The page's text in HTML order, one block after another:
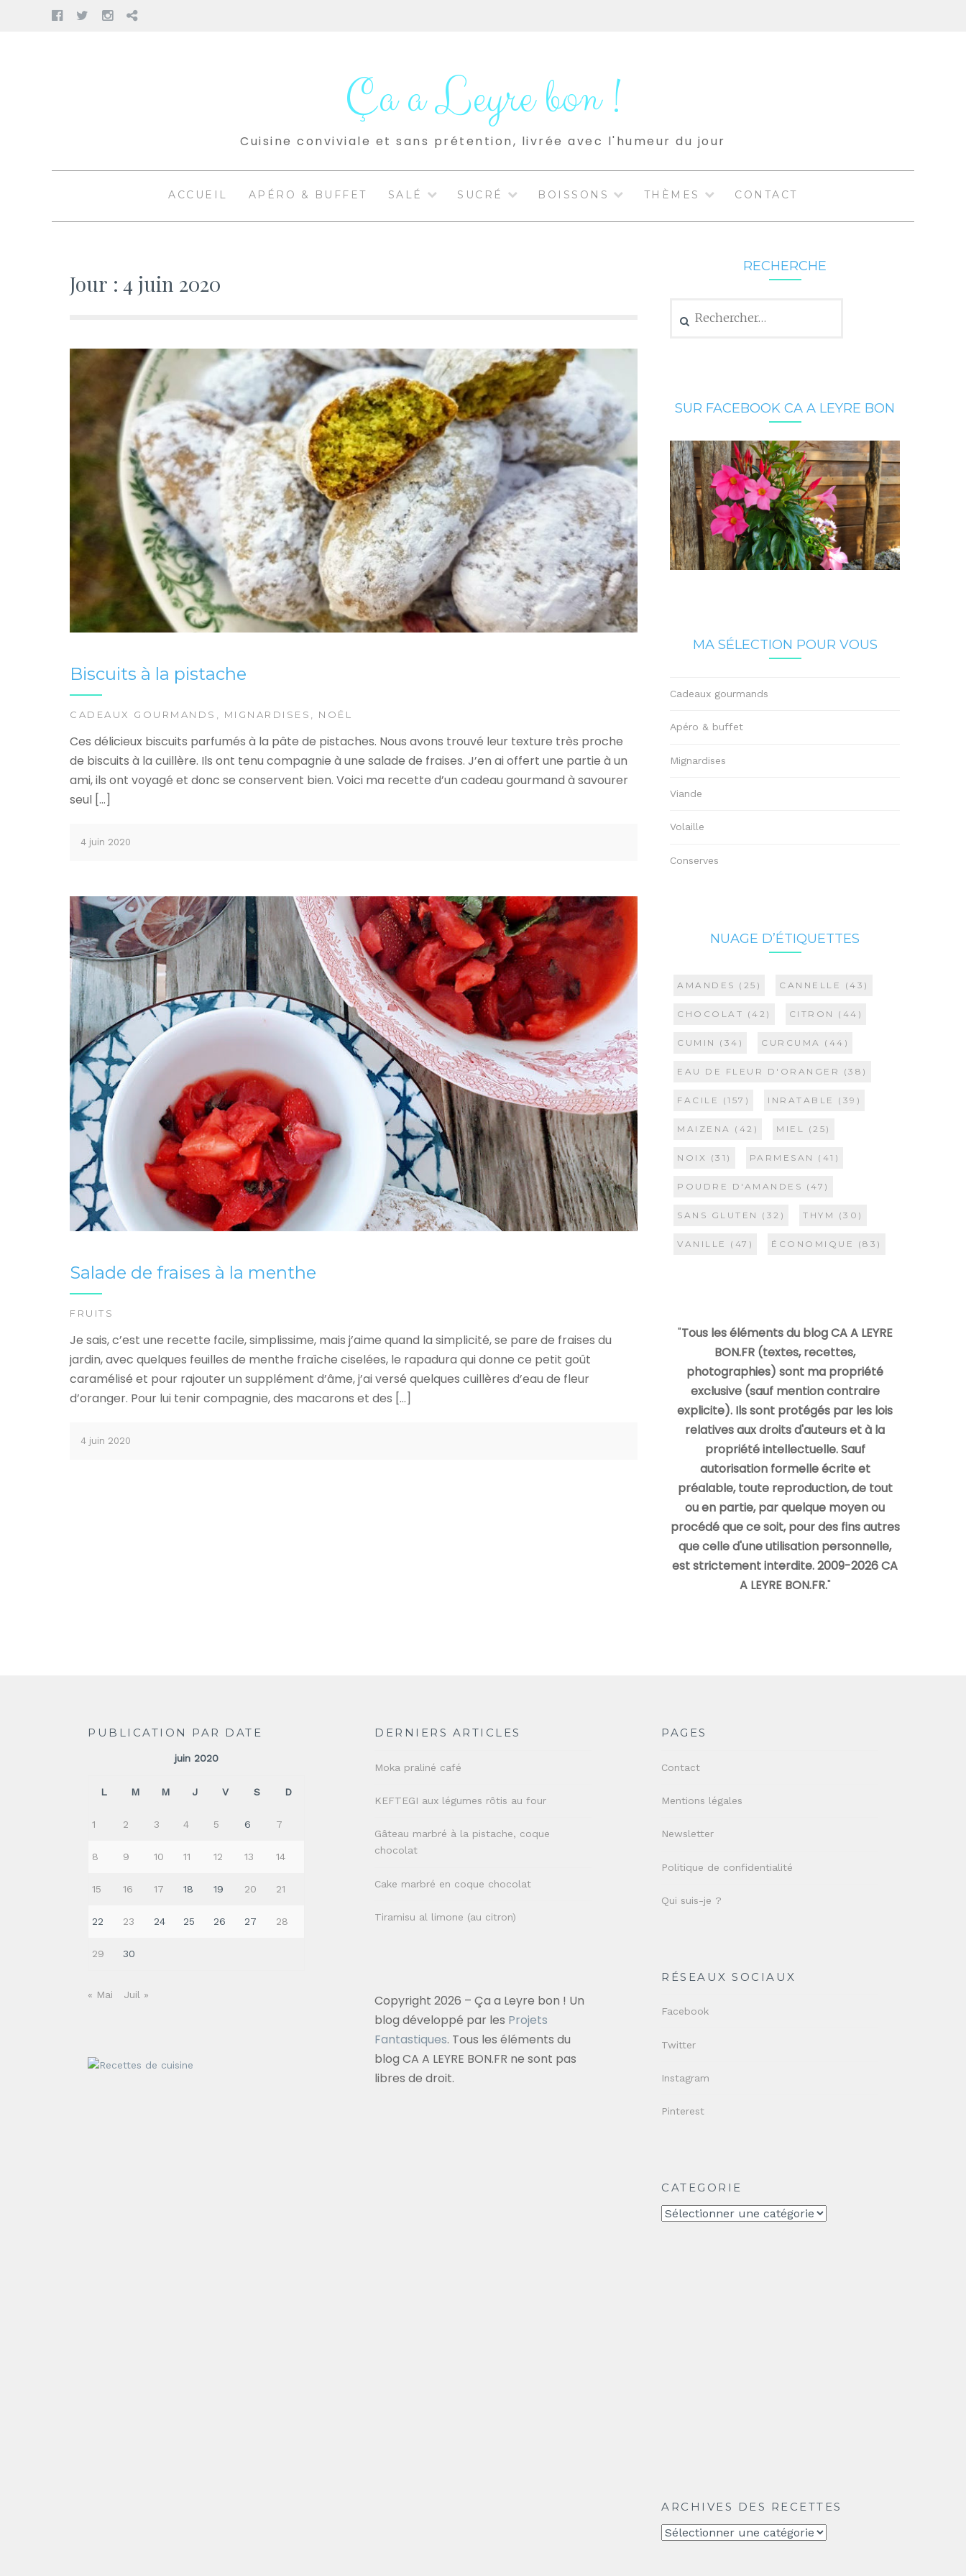
FacebookTwitter
Instagram
Pinterest
Ça a Leyre bon !
Cuisine conviviale et sans prétention, livrée avec l'humeur du jour
ACCUEIL APÉRO & BUFFET SALÉ SUCRÉ BOISSONS THÈMES CONTACT
Jour : 4 juin 2020
Biscuits à la pistache
CADEAUX GOURMANDS MIGNARDISES NOËL
Ces délicieux biscuits parfumés à la pâte de pistaches. Nous avons trouvé leur texture très proche
de biscuits à la cuillère. Ils ont tenu compagnie à une salade de fraises. J’en ai offert une partie à un
ami, ils ont voyagé et donc se conservent bien. Voici ma recette d’un cadeau gourmand à savourer
seul […]
4 juin 2020
Salade de fraises à la menthe
FRUITS
Je sais, c’est une recette facile, simplissime, mais j’aime quand la simplicité, se pare de fraises du
jardin, avec quelques feuilles de menthe fraîche ciselées, le rapadura qui donne ce petit goût
caramélisé et pour rajouter un supplément d’âme, j’ai versé quelques cuillères d’eau de fleur
d’oranger. Pour lui tenir compagnie, des macarons et des […]
4 juin 2020
RECHERCHE
SUR FACEBOOK CA A LEYRE BON
MA SÉLECTION POUR VOUS
Cadeaux gourmands
Apéro & buffet
Mignardises
Viande
Volaille
Conserves
NUAGE D’ÉTIQUETTES
AMANDES (25) CANNELLE (43)
CHOCOLAT (42) CITRON (44)
CUMIN (34) CURCUMA (44)
EAU DE FLEUR D'ORANGER (38)
FACILE (157) INRATABLE (39)
MAIZENA (42) MIEL (25)
NOIX (31) PARMESAN (41)
POUDRE D'AMANDES (47)
SANS GLUTEN (32) THYM (30)
VANILLE (47) ÉCONOMIQUE (83)
"Tous les éléments du blog CA A LEYRE
BON.FR (textes, recettes,
photographies) sont ma propriété
exclusive (sauf mention contraire
explicite). Ils sont protégés par les lois
relatives aux droits d'auteurs et à la
propriété intellectuelle. Sauf
autorisation formelle écrite et
préalable, toute reproduction, de tout
ou en partie, par quelque moyen ou
procédé que ce soit, pour des fins autres
que celle d'une utilisation personnelle,
est strictement interdite. 2009-2026 CA
A LEYRE BON.FR."
PUBLICATION PAR DATE
juin 2020
L M M J V S D
1 2 3 4 5 6 7
8 9 10 11 12 13 14
15 16 17 18 19 20 21
22 23 24 25 26 27 28
29 30
« Mai Juil »
DERNIERS ARTICLES
Moka praliné café
KEFTEGI aux légumes rôtis au four
Gâteau marbré à la pistache, coque
chocolat
Cake marbré en coque chocolat
Tiramisu al limone (au citron)
Copyright 2026 – Ça a Leyre bon ! Un
blog développé par les Projets
Fantastiques. Tous les éléments du
blog CA A LEYRE BON.FR ne sont pas
libres de droit.
PAGES
Contact
Mentions légales
Newsletter
Politique de confidentialité
Qui suis-je ?
RÉSEAUX SOCIAUX
Facebook
Twitter
Instagram
Pinterest
CATEGORIE
CATEGORIE
ARCHIVES DES RECETTES
Archives